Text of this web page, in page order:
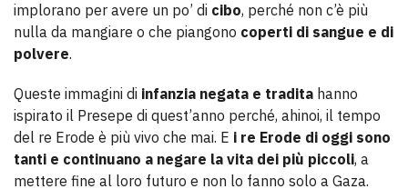
implorano per avere un po’ di cibo, perché non c’è più
nulla da mangiare o che piangono coperti di sangue e di
polvere.
Queste immagini di infanzia negata e tradita hanno
ispirato il Presepe di quest’anno perché, ahinoi, il tempo
del re Erode è più vivo che mai. E i re Erode di oggi sono
tanti e continuano a negare la vita dei più piccoli, a
mettere fine al loro futuro e non lo fanno solo a Gaza.